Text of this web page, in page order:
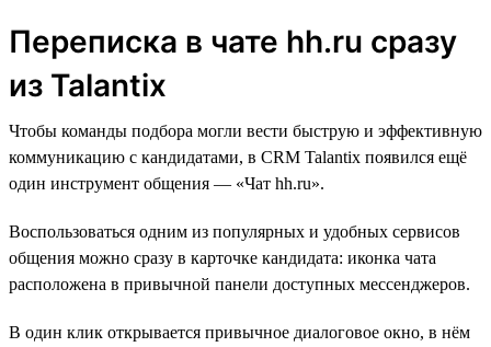
Переписка в чате hh.ru сразу
из Talantix
Чтобы команды подбора могли вести быструю и эффективную
коммуникацию с кандидатами, в CRM Talantix появился ещё
один инструмент общения — «Чат hh.ru».
Воспользоваться одним из популярных и удобных сервисов
общения можно сразу в карточке кандидата: иконка чата
расположена в привычной панели доступных мессенджеров.
В один клик открывается привычное диалоговое окно, в нём